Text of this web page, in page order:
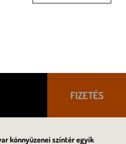
FIZETÉS
könnyűzenei színtér egyik